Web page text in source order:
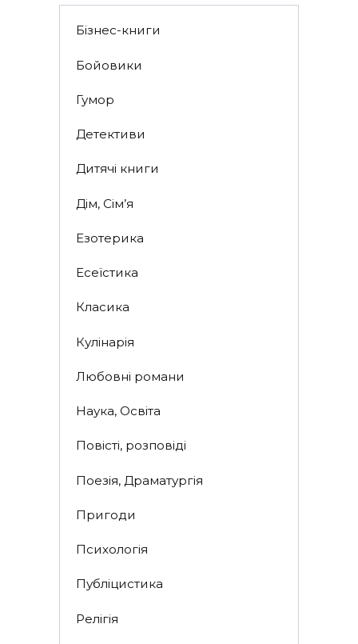
Бізнес-книги
Бойовики
Гумор
Детективи
Дитячі книги
Дім, Сім’я
Езотерика
Есеїстика
Класика
Кулінарія
Любовні романи
Наука, Освіта
Повісті, розповіді
Поезія, Драматургія
Пригоди
Психологія
Публіцистика
Релігія